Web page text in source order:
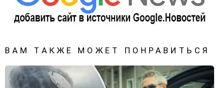
ВАМ ТАКЖЕ МОЖЕТ ПОНРАВИТЬСЯ